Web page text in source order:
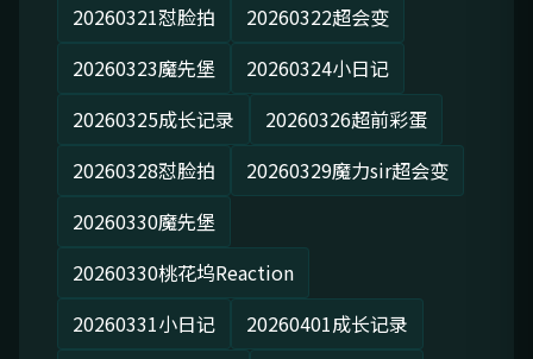
20260321怼脸拍
20260322超会变
20260323魔先堡
20260324小日记
20260325成长记录
20260326超前彩蛋
20260328怼脸拍
20260329魔力sir超会变
20260330魔先堡
20260330桃花坞Reaction
20260331小日记
20260401成长记录